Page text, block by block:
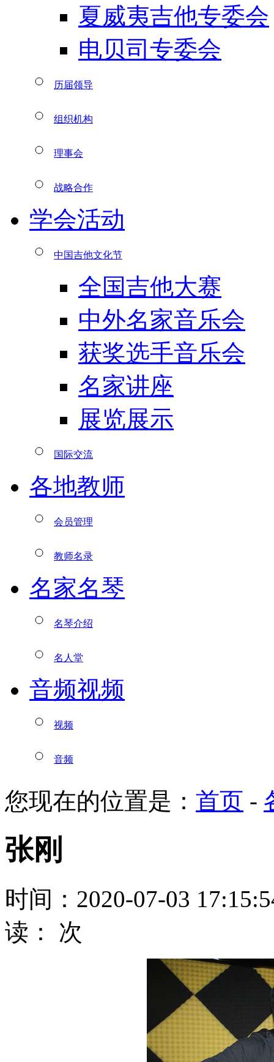
夏威夷吉他专委会
电贝司专委会
历届领导
组织机构
理事会
战略合作
学会活动
中国吉他文化节
全国吉他大赛
中外名家音乐会
获奖选手音乐会
名家讲座
展览展示
国际交流
各地教师
会员管理
教师名录
名家名琴
名琴介绍
名人堂
音频视频
视频
音频
您现在的位置是： 首页 -
张刚
时间：2020-07-03
读： 次